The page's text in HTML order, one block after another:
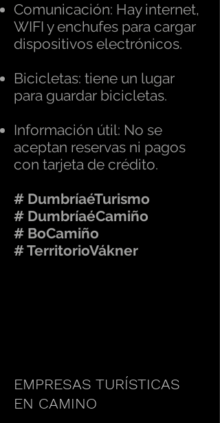
Comunicación: Hay internet,
WIFI y enchufes para cargar
dispositivos electrónicos.
Bicicletas: tiene un lugar
para guardar bicicletas.
Información útil: No se
aceptan reservas ni pagos
con tarjeta de crédito.
# DumbríaéTurismo
# DumbríaéCamiño
# BoCamiño
# TerritorioVákner
EMPRESAS TURÍSTICAS
EN CAMINO